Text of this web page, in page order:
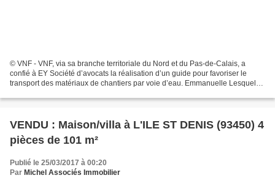
© VNF - VNF, via sa branche territoriale du Nord et du Pas-de-Calais, a
confié à EY Société d’avocats la réalisation d’un guide pour favoriser le
transport des matériaux de chantiers par voie d’eau. Emmanuelle Lesquel
VENDU : Maison/villa à L'ILE ST DENIS (93450) 4
pièces de 101 m²
Publié le 25/03/2017 à 00:20
Par Michel Associés Immobilier